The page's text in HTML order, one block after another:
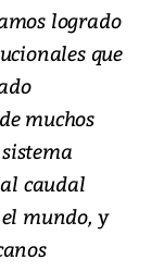
logrado
que
muchos
caudal
mundo, y